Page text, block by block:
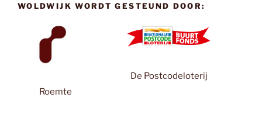
WOLDWIJK WORDT GESTEUND DOOR:
Roemte
De Postcodeloterij